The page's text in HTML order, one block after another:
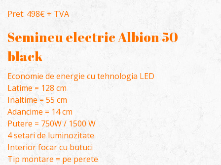
Pret: 498€ + TVA
Semineu electric Albion 50
black
Economie de energie cu tehnologia LED
Latime = 128 cm
Inaltime = 55 cm
Adancime = 14 cm
Putere = 750W / 1500 W
4 setari de luminozitate
Interior focar cu butuci
Tip montare = pe perete